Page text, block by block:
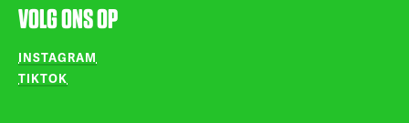
VOLG ONS OP
INSTAGRAM
TIKTOK